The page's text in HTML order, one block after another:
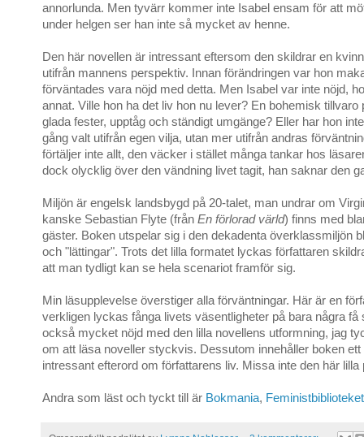
annorlunda. Men tyvärr kommer inte Isabel ensam för att
under helgen ser han inte så mycket av henne.
Den här novellen är intressant eftersom den skildrar en
utifrån mannens perspektiv. Innan förändringen var hon
förväntades vara nöjd med detta. Men Isabel var inte nöjd,
annat. Ville hon ha det liv hon nu lever? En bohemisk tillvaro
glada fester, upptåg och ständigt umgänge? Eller har hon
gång valt utifrån egen vilja, utan mer utifrån andras
förtäljer inte allt, den väcker i stället många tankar hos
dock olycklig över den vändning livet tagit, han saknar den
Miljön är engelsk landsbygd på 20-talet, man undrar om
kanske Sebastian Flyte (från En förlorad värld) finns med
gäster. Boken utspelar sig i den dekadenta överklassmiljön
och "lättingar". Trots det lilla formatet lyckas författaren
att man tydligt kan se hela scenariot framför sig.
Min läsupplevelse överstiger alla förväntningar. Här är en
verkligen lyckas fånga livets väsentligheter på bara några få
också mycket nöjd med den lilla novellens utformning, jag
om att läsa noveller styckvis. Dessutom innehåller boken
intressant efterord om författarens liv. Missa inte den här lilla
Andra som läst och tyckt till är Bokmania, Feministbiblioteket